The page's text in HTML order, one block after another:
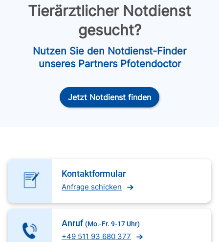
Tierärztlicher Notdienst
gesucht?
Nutzen Sie den Notdienst-Finder
unseres Partners Pfotendoctor
Jetzt Notdienst finden
Kontaktformular
Anfrage schicken
Anruf (Mo.-Fr. 9-17 Uhr)
+49 511 93 680 377